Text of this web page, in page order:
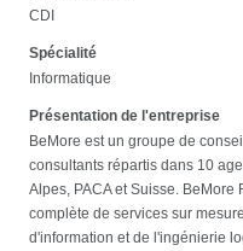
CDI
Spécialité
Informatique
Présentation de l'entreprise
BeMore est un groupe de
consultants répartis dans 10
Alpes, PACA et Suisse.
complète de services sur
d'information et de l'ingénierie